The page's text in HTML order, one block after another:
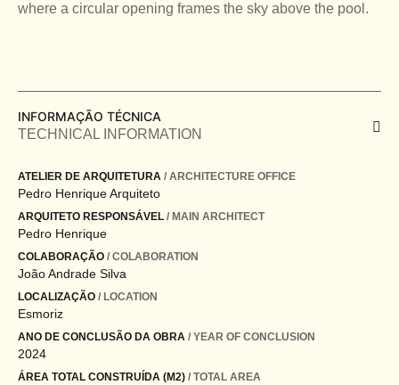
where a circular opening frames the sky above the pool.
INFORMAÇÃO TÉCNICA
TECHNICAL INFORMATION
ATELIER DE ARQUITETURA / ARCHITECTURE OFFICE
Pedro Henrique Arquiteto
ARQUITETO RESPONSÁVEL / MAIN ARCHITECT
Pedro Henrique
COLABORAÇÃO / COLABORATION
João Andrade Silva
LOCALIZAÇÃO / LOCATION
Esmoriz
ANO DE CONCLUSÃO DA OBRA / YEAR OF CONCLUSION
2024
ÁREA TOTAL CONSTRUÍDA (M2) / TOTAL AREA